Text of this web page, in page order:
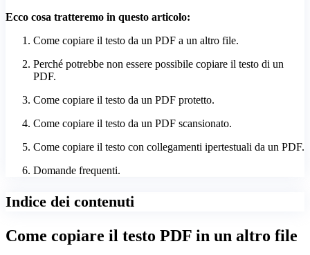
Ecco cosa tratteremo in questo articolo:
Come copiare il testo da un PDF a un altro file.
Perché potrebbe non essere possibile copiare il testo di un
PDF.
Come copiare il testo da un PDF protetto.
Come copiare il testo da un PDF scansionato.
Come copiare il testo con collegamenti ipertestuali da un PDF.
Domande frequenti.
Indice dei contenuti
Come copiare il testo PDF in un altro file